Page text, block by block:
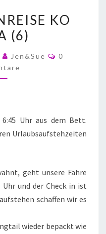
KO
(6)
Jen&Sue
0
Uhr aus dem Bett.
Urlaubsaufstehzeiten
geht unsere Fähre
und der Check in ist
schaffen wir es
wieder bepackt wie